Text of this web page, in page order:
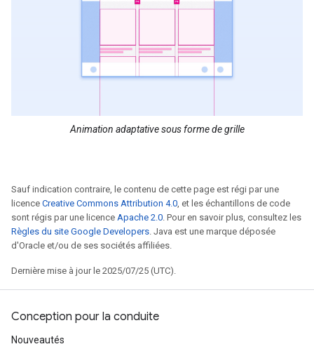
Animation adaptative sous forme de grille
Sauf indication contraire, le contenu de cette page est régi par une
licence Creative Commons Attribution 4.0 , et les échantillons de code
sont régis par une licence Apache 2.0 . Pour en savoir plus, consultez les
Règles du site Google Developers . Java est une marque déposée
d'Oracle et/ou de ses sociétés affiliées.
Dernière mise à jour le 2025/07/25 (UTC).
Conception pour la conduite
Nouveautés